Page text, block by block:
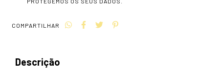
COMPARTILHAR
Descrição